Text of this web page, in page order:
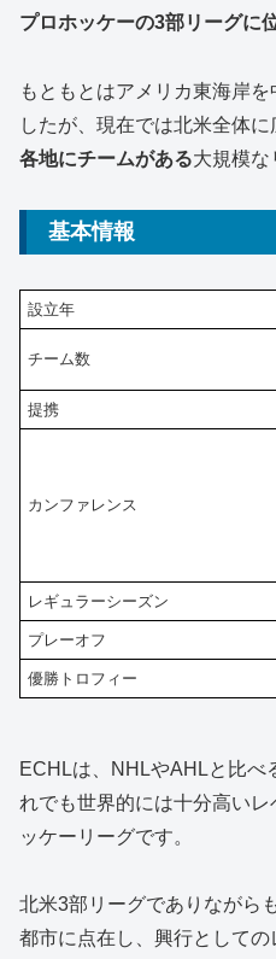
プロホッケーの3部リーグに
もともとはアメリカ東海岸
したが、現在では北米全体に
各地にチームがある大規模な
基本情報
設立年
チーム数
提携
カンファレンス
レギュラーシーズン
プレーオフ
優勝トロフィー
ECHLは、NHLやAHLと比べ
れでも世界的には十分高い
ッケーリーグです。
北米3部リーグでありながら
都市に点在し、興行として